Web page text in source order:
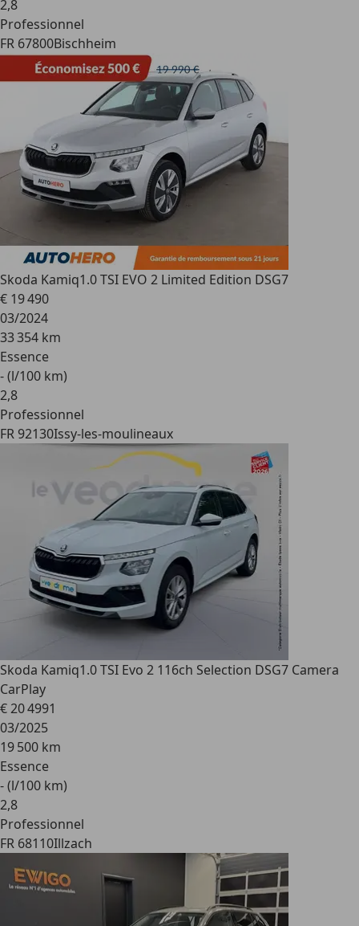
2,8
Professionnel
FR 67800Bischheim
Skoda Kamiq1.0 TSI EVO 2 Limited Edition DSG7
€ 19 490
03/2024
33 354 km
Essence
- (l/100 km)
2,8
Professionnel
FR 92130Issy-les-moulineaux
Skoda Kamiq1.0 TSI Evo 2 116ch Selection DSG7 Camera
CarPlay
€ 20 4991
03/2025
19 500 km
Essence
- (l/100 km)
2,8
Professionnel
FR 68110Illzach